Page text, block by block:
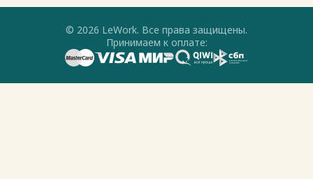
© 2026 LeWork. Все права защищены.
Принимаем к оплате: